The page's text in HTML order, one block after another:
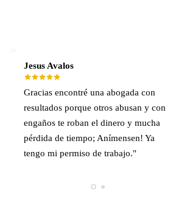
Jesus Avalos
Gracias encontré una abogada con
resultados porque otros abusan y con
engaños te roban el dinero y mucha
pérdida de tiempo; Anímensen! Ya
tengo mi permiso de trabajo."